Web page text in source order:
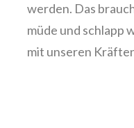
werden. Das
müde und schlapp
mit unseren